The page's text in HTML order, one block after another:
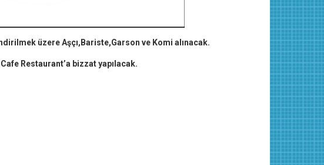
üzere Aşçı,Bariste,Garson ve Komi alınacak.
Restaurant’a bizzat yapılacak.